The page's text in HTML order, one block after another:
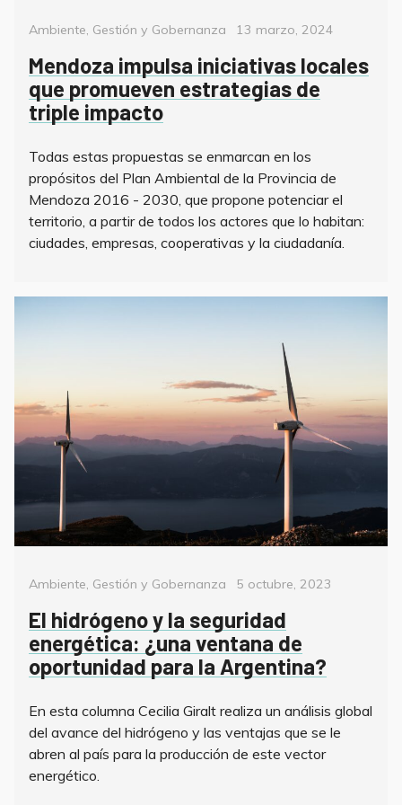
Categorías
Ambiente, Gestión y Gobernanza
Posted
13 marzo, 2024
Mendoza impulsa iniciativas locales
que promueven estrategias de
triple impacto
Todas estas propuestas se enmarcan en los
propósitos del Plan Ambiental de la Provincia de
Mendoza 2016 - 2030, que propone potenciar el
territorio, a partir de todos los actores que lo habitan:
ciudades, empresas, cooperativas y la ciudadanía.
Categorías
Ambiente, Gestión y Gobernanza
Posted
5 octubre, 2023
El hidrógeno y la seguridad
energética: ¿una ventana de
oportunidad para la Argentina?
En esta columna Cecilia Giralt realiza un análisis global
del avance del hidrógeno y las ventajas que se le
abren al país para la producción de este vector
energético.